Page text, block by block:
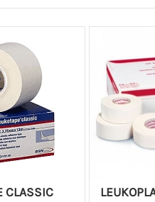
CLASSIC